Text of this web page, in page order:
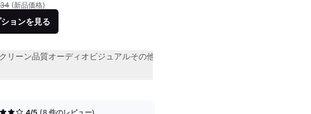
(新品価格)
ョンを見る
リーン品質オーディオビジュアルその他
4/5 (8 件のレビュー)